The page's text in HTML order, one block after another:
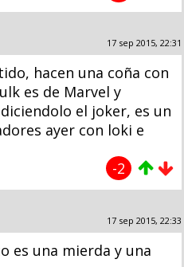
17 sep 2015, 22:31
hacen una coña con
es de Marvel y
el joker, es un
ayer con loki e
-2
17 sep 2015, 22:33
es una mierda y una